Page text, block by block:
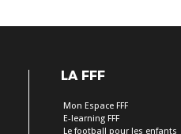
LA FFF
Mon Espace FFF
E-learning FFF
Le football pour les enfants